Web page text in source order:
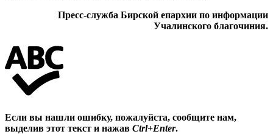
Пресс-служба Бирской епархии по информации
Учалинского благочиния.
Если вы нашли ошибку, пожалуйста, сообщите нам,
выделив этот текст и нажав Ctrl+Enter.